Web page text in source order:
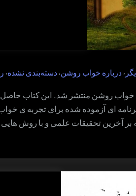
, درباره خواب روشن, دسته‌بندی نشده,
خواب روشن منتشر شد. این کتاب
ای آزموده شده برای تجربه ی
بر آخرین تحقیقات علمی و با روش هایی